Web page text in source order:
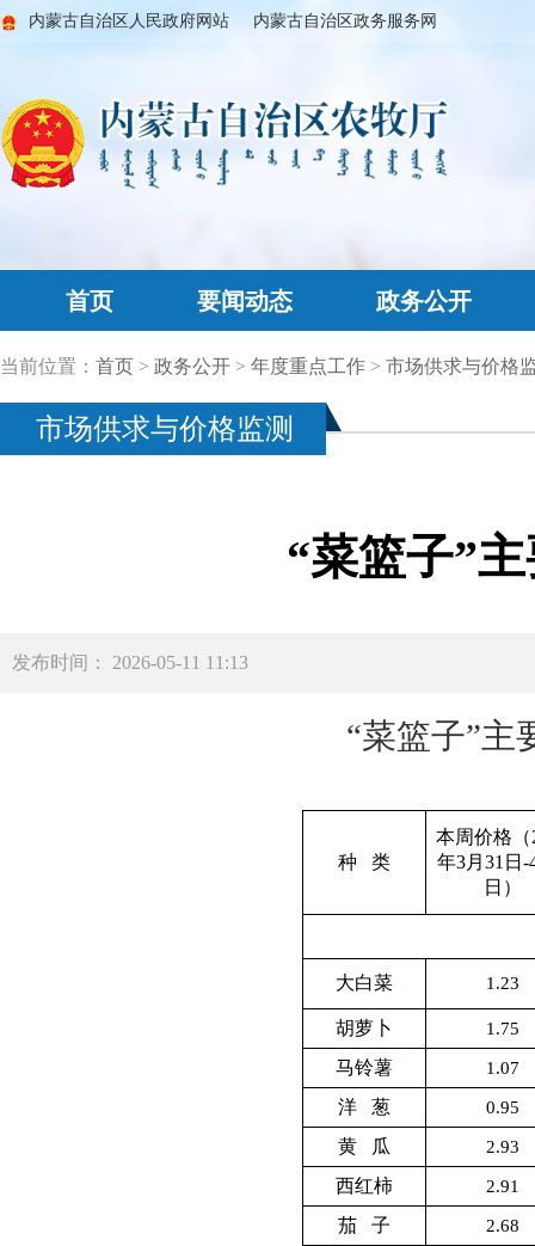
内蒙古自治区人民政府网站 内蒙古自治区政务服务网
首页 要闻动态 政务公开
当前位置： 首页 > 政务公开 > 年度重点工作 > 市场供求与价格
市场供求与价格监测
“菜篮子”
发布时间： 2026-05-11 11:13
“菜篮子”主
种 类
本周价格（
年3月31日-
日）
大白菜 1.23
胡萝卜 1.75
马铃薯 1.07
洋 葱 0.95
黄 瓜 2.93
西红柿 2.91
茄 子 2.68